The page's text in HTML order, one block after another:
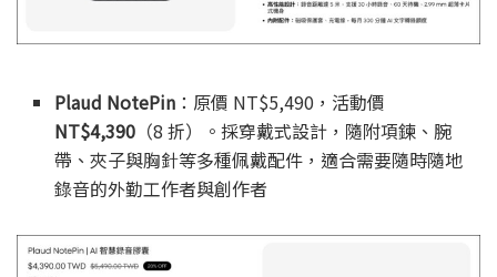
Plaud NotePin ：原價 NT$5,490，活動價
NT$4,390 （8 折）。採穿戴式設計，隨附項鍊、腕
帶、夾子與胸針等多種佩戴配件，適合需要隨時隨地
錄音的外勤工作者與創作者